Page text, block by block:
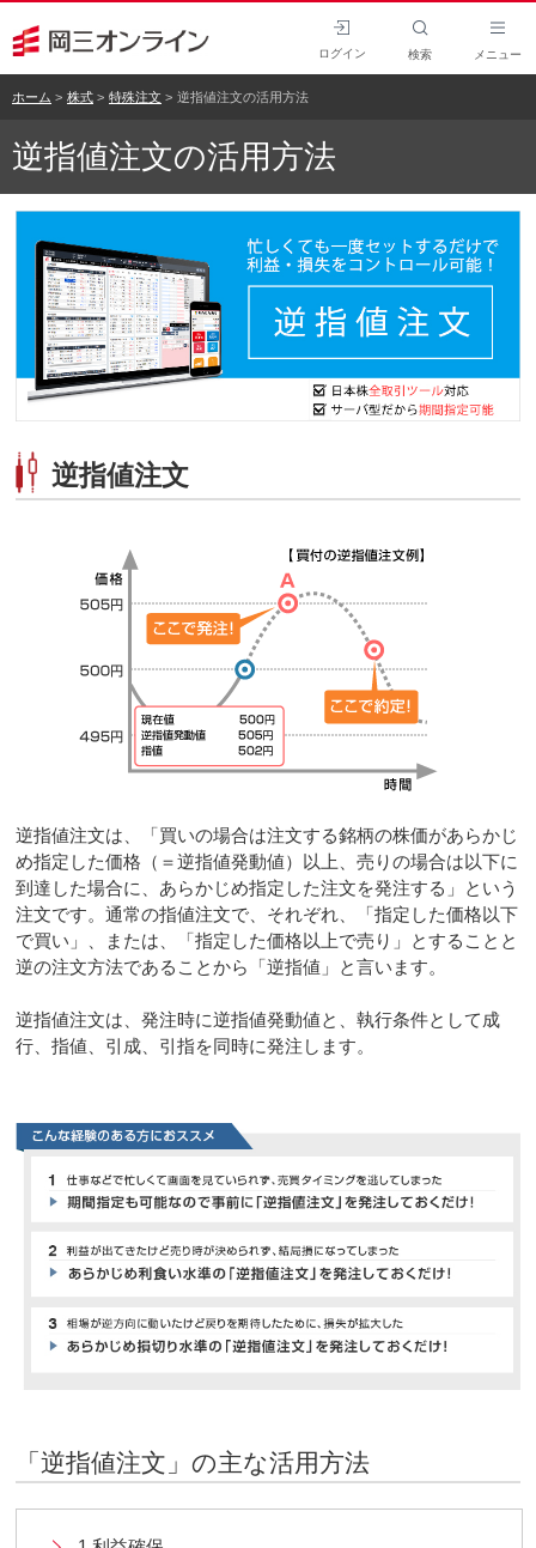
ログイン 検索 メニュー
ホーム 株式 特殊注文 逆指値注文の活用方法
逆指値注文の活用方法
逆指値注文
逆指値注文は、「買いの場合は注文する銘柄の株価があらかじ
め指定した価格（＝逆指値発動値）以上、売りの場合は以下に
到達した場合に、あらかじめ指定した注文を発注する」という
注文です。通常の指値注文で、それぞれ、「指定した価格以下
で買い」、または、「指定した価格以上で売り」とすることと
逆の注文方法であることから「逆指値」と言います。
逆指値注文は、発注時に逆指値発動値と、執行条件として成
行、指値、引成、引指を同時に発注します。
「逆指値注文」の主な活用方法